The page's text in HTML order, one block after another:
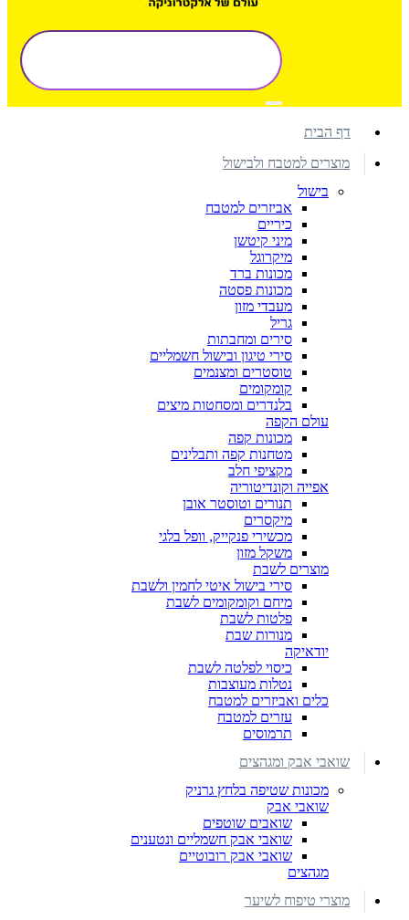
דף הבית
מוצרים למטבח ולבישול
בישול
אביזרים למטבח
כיריים
מיני קיטשן
מיקרוגל
מכונות ברד
מכונות פסטה
מעבדי מזון
גריל
סירים ומחבתות
סירי טיגון ובישול חשמליים
טוסטרים ומצנמים
קומקומים
בלנדרים ומסחטות מיצים
עולם הקפה
מכונות קפה
מטחנות קפה ותבלינים
מקציפי חלב
אפייה וקונדיטוריה
תנורים וטוסטר אובן
מיקסרים
מכשירי פנקייק, וופל בלגי
משקל מזון
מוצרים לשבת
סירי בישול איטי לחמין ולשבת
מיחם וקומקומים לשבת
פלטות לשבת
מנורות שבת
יודאיקה
כיסוי לפלטה לשבת
נטלות מעוצבות
כלים ואביזרים למטבח
עזרים למטבח
תרמוסים
שואבי אבק ומגהצים
מכונות שטיפה בלחץ גרניק
שואבי אבק
שואבים שוטפים
שואבי אבק חשמליים ונטענים
שואבי אבק רובוטיים
מגהצים
מוצרי טיפוח לשיער